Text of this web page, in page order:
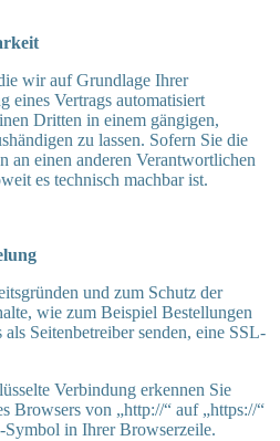
wir auf Grundlage Ihrer
Vertrags automatisiert
Dritten in einem gängigen,
zu lassen. Sofern Sie die
an einen anderen Verantwortlichen
es technisch machbar ist.
und zum Schutz der
wie zum Beispiel Bestellungen
Seitenbetreiber senden, eine SSL-
Verbindung erkennen Sie
Browsers von „http://“ auf „https://“
Symbol in Ihrer Browserzeile.